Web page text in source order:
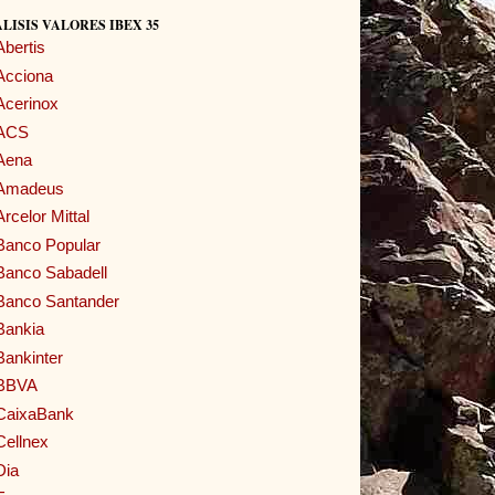
VALORES IBEX 35
Mittal
Popular
Sabadell
Santander